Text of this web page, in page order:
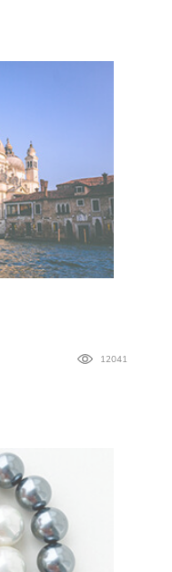
12041